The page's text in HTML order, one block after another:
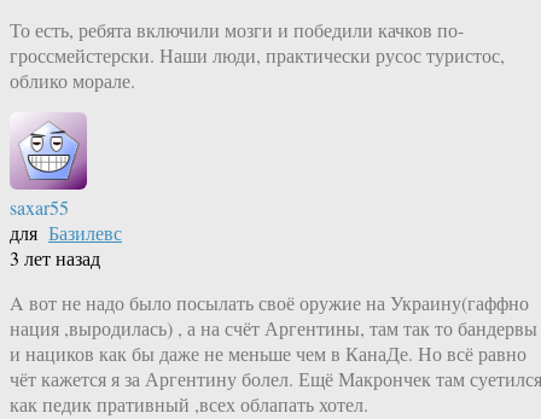
То есть, ребята включили мозги и победили качков по-
гроссмейстерски. Наши люди, практически русос туристос,
облико морале.
saxar55
для Базилевс
3 лет назад
A вот не надо было посылать своё оружие на Украину(гаффно
нация ,выродилась) , а на счёт Аргентины, там так то бандервы
и нациков как бы даже не меньше чем в КанаДе. Но всё равно
чёт кажется я за Аргентину болел. Ещё Макрончек там суетился
как педик пративный ,всех облапать хотел.